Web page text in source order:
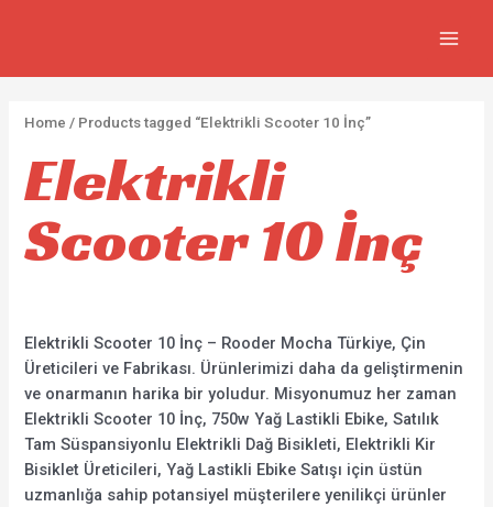
r
u
c
t
0
o
d
u
r
u
t
r
u
c
t
Home / Products tagged “Elektrikli Scooter 10 İnç”
Elektrikli
Scooter 10 İnç
Elektrikli Scooter 10 İnç – Rooder Mocha Türkiye, Çin
Üreticileri ve Fabrikası. Ürünlerimizi daha da geliştirmenin
ve onarmanın harika bir yoludur. Misyonumuz her zaman
Elektrikli Scooter 10 İnç, 750w Yağ Lastikli Ebike, Satılık
Tam Süspansiyonlu Elektrikli Dağ Bisikleti, Elektrikli Kir
Bisiklet Üreticileri, Yağ Lastikli Ebike Satışı için üstün
uzmanlığa sahip potansiyel müşterilere yenilikçi ürünler